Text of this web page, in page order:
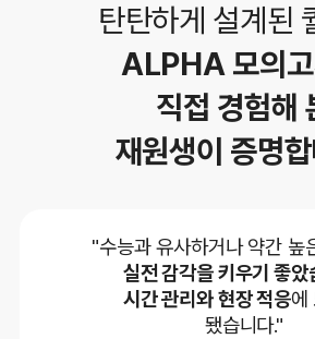
탄탄하게 설계된
ALPHA 모의
직접 경험해
재원생이 증명
"수능과 유사하거나 약간 높
실전 감각을 키우기 좋았
시간 관리와 현장 적응에
됐습니다."